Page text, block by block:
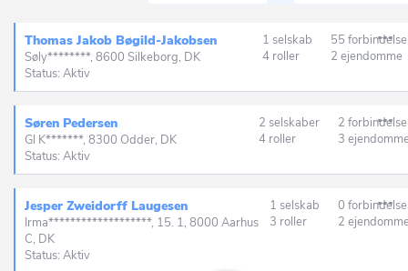
Greve
Gribskov
Guldborgsund
Haderslev
Hedensted
Helsingør
Ålsgårde
Anholt
Ansager
Arden
Årre
Asaa
Thomas Jakob Bøgild-Jakobsen
Søly********, 8600 Silkeborg, DK
Status: Aktiv
1 selskab
4 roller
55
2 ejendomme
Søren Pedersen
Gl K*******, 8300 Odder, DK
Status: Aktiv
2 selskaber
4 roller
2
3
Jesper Zweidorff Laugesen
Irma*******************, 15. 1, 8000 Aarhus
C, DK
Status: Aktiv
1 selskab
3 roller
0
2